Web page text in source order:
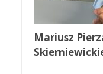
Mariusz